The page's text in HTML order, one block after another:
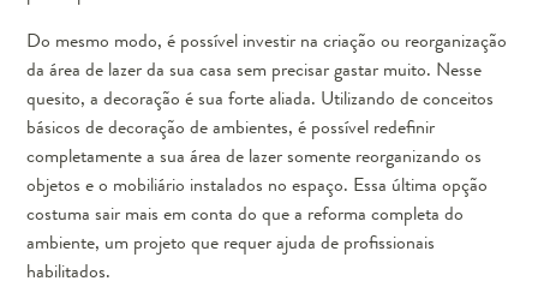
Do mesmo modo, é possível investir na criação ou reorganização
da área de lazerda sua casa sem precisar gastar muito. Nesse
quesito, a decoração é sua forte aliada. Utilizando de conceitos
básicos de decoração de ambientes, é possível redefinir
completamente a sua área de lazer somente reorganizando os
objetos e o mobiliário instalados no espaço. Essa última opção
costuma sair mais em conta do que a reforma completa do
ambiente, um projeto que requer ajuda de profissionais
habilitados.